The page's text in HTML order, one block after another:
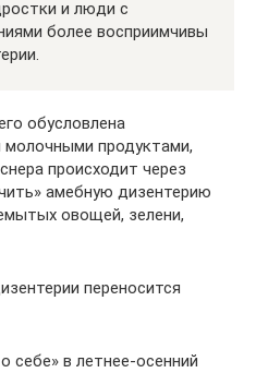
и люди с
более восприимчивы
обусловлена
молочными продуктами,
происходит через
амебную дизентерию
овощей, зелени,
переносится
себе» в летнее-осенний